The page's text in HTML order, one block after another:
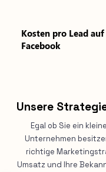
Kosten pro Lead auf
Facebook
Unsere
Egal ob Sie ein
Unternehmen
richtige
Umsatz und Ihre